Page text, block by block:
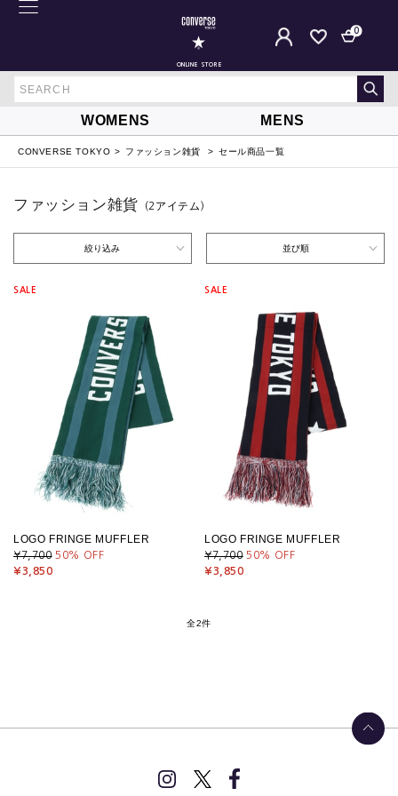
ONLINE STORE
0
WOMENS MENS
CONVERSE TOKYO ファッション雑貨 セール商品一覧
ファッション雑貨 （2 アイテム）
絞り込み 並び順
SALE
LOGO FRINGE MUFFLER
¥7,700 50% OFF
¥3,850
SALE
LOGO FRINGE MUFFLER
¥7,700 50% OFF
¥3,850
全2件